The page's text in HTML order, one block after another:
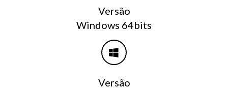
Versão
Windows 64bits
Versão